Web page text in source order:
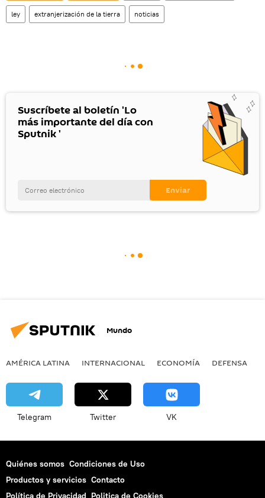
ley extranjerización de la tierra noticias
Suscríbete al boletín 'Lo
más importante del día con
Sputnik '
Mundo
AMÉRICA LATINA INTERNACIONAL ECONOMÍA DEFENSA
Telegram Twitter VK
Quiénes somos Condiciones de Uso
Productos y servicios Contacto
Política de Privacidad Politica de Cookies